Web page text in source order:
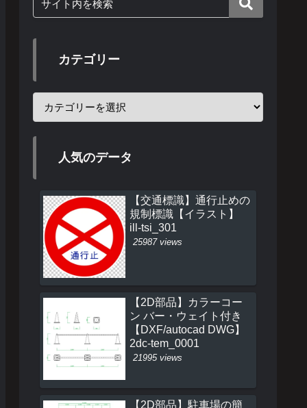
カテゴリー
人気のデータ
【交通標識】通行止めの
規制標識【イラスト】
ill-tsi_301
25987 views
【2D部品】カラーコー
ン バー・ウェイト付き
【DXF/autocad DWG】
2dc-tem_0001
21995 views
【2D部品】駐車場の簡